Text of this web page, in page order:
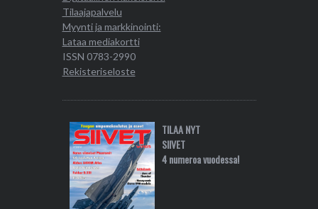
Tilaajapalvelu
Myynti ja markkinointi:
Lataa mediakortti
ISSN 0783-2990
Rekisteriseloste
TILAA NYT
SIIVET
4 numeroa vuodessa!